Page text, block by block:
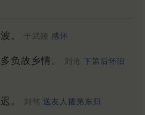
。 于武陵 感怀
负故乡情。 刘沧 下第后怀旧
。 刘驾 送友人擢第东归